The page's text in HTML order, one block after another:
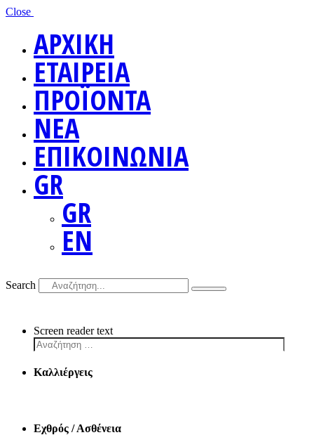
Close
ΑΡΧΙΚΗ
ΕΤΑΙΡΕΙΑ
ΠΡΟΪΟΝΤΑ
ΝΕΑ
ΕΠΙΚΟΙΝΩΝΙΑ
GR
GR
EN
Search
Screen reader text
Καλλιέργεις
Εχθρός / Ασθένεια